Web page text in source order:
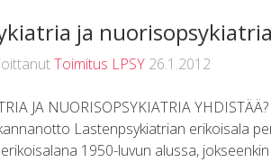
ja
Toimitus LPSY 26.1.2012
JA NUORISOPSYKIATRIA
Lastenpsykiatrian erikoisala
1950-luvun alussa,